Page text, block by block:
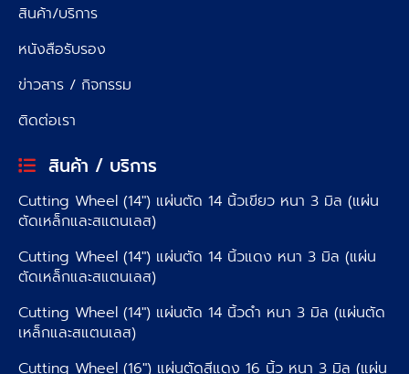
สินค้า/บริการ
หนังสือรับรอง
ข่าวสาร / กิจกรรม
ติดต่อเรา
สินค้า / บริการ
Cutting Wheel (14″) แผ่นตัด 14 นิ้วเขียว หนา 3 มิล (แผ่น
ตัดเหล็กและสแตนเลส)
Cutting Wheel (14″) แผ่นตัด 14 นิ้วแดง หนา 3 มิล (แผ่น
ตัดเหล็กและสแตนเลส)
Cutting Wheel (14″) แผ่นตัด 14 นิ้วดำ หนา 3 มิล (แผ่นตัด
เหล็กและสแตนเลส)
Cutting Wheel (16″) แผ่นตัดสีแดง 16 นิ้ว หนา 3 มิล (แผ่น